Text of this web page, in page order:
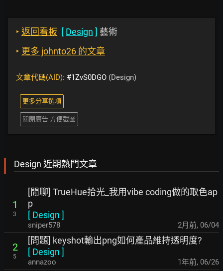
‣ 返回看板 [ Design ] 藝術
‣ 更多 johnto26 的文章
文章代碼(AID): #1ZvS0DGO (Design)
更多分享選項
關閉廣告 方便截圖
Design 近期熱門文章
1
3
[閒聊] TrueHue拾光_我用vibe coding做的取色ap
p
[ Design ]
sniper578 2月前, 06/04
2
5
[問題] keyshot輸出png如何產品維持透明度?
[ Design ]
annazoo 1年前, 06/26